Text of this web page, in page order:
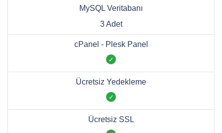
MySQL Veritabanı
3 Adet
cPanel - Plesk Panel
Ücretsiz Yedekleme
Ücretsiz SSL